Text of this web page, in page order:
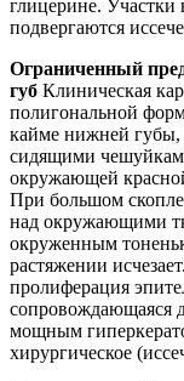
глицерине. Участки
подвергаются
Ограниченный
губ Клиническая
полигональной
кайме нижней губы,
сидящими
окружающей
При большом
над окружающими
окруженным
растяжении
пролиферация
сопровождающаяся
мощным
хирургическое